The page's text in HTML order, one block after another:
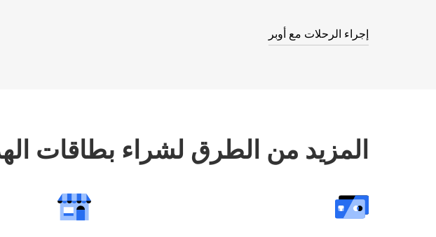
إجراء الرحلات مع أوبر
المزيد من الطرق لشراء بطاقات